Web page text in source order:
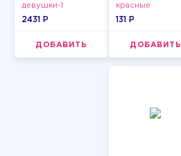
девушки-1
2431 P
ДОБАВИТЬ
красные
131 P
ДОБАВИТЬ